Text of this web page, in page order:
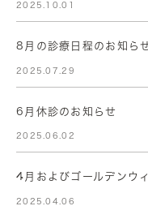
2025.10.01
8月の診療日程のお知ら
2025.07.29
6月休診のお知らせ
2025.06.02
4月およびゴールデンウ
2025.04.06